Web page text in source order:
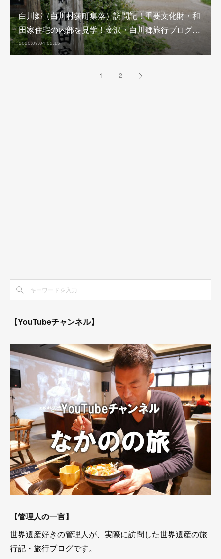
白川郷（白川村荻町集落）訪問記！重要文化財・和
田家住宅の内部を見学！金沢・白川郷旅行ブログ…
2020.09.04 02:15
1 2
【YouTubeチャンネル】
【管理人の一言】
世界遺産好きの管理人が、実際に訪問した世界遺産の旅
行記・旅行ブログです。